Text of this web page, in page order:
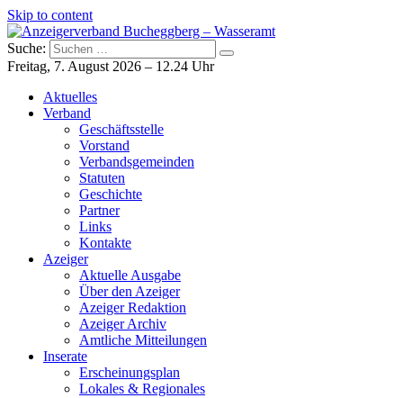
Skip to content
Anzeigerverband Bucheggberg – Wasseramt
Azeiger AZ-Medien
Suche:
Freitag, 7. August 2026 – 12.24 Uhr
Aktuelles
Verband
Geschäftsstelle
Vorstand
Verbandsgemeinden
Statuten
Geschichte
Partner
Links
Kontakte
Azeiger
Aktuelle Ausgabe
Über den Azeiger
Azeiger Redaktion
Azeiger Archiv
Amtliche Mitteilungen
Inserate
Erscheinungsplan
Lokales & Regionales